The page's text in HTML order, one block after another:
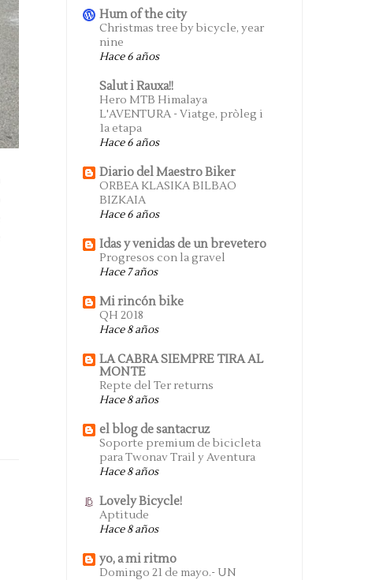
Hum of the city
Christmas tree by bicycle, year
nine
Hace 6 años
Salut i Rauxa!!
Hero MTB Himalaya
L'AVENTURA - Viatge, pròleg i
1a etapa
Hace 6 años
Diario del Maestro Biker
ORBEA KLASIKA BILBAO
BIZKAIA
Hace 6 años
Idas y venidas de un brevetero
Progresos con la gravel
Hace 7 años
Mi rincón bike
QH 2018
Hace 8 años
LA CABRA SIEMPRE TIRA AL
MONTE
Repte del Ter returns
Hace 8 años
el blog de santacruz
Soporte premium de bicicleta
para Twonav Trail y Aventura
Hace 8 años
Lovely Bicycle!
Aptitude
Hace 8 años
yo, a mi ritmo
Domingo 21 de mayo.- UN